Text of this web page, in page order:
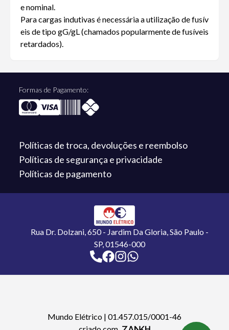
e nominal.
Para cargas indutivas é necessária a utilização de fusív
eis de tipo gG/gL (chamados popularmente de fusíveis
retardados).
Formas de Pagamento:
Políticas de troca, devoluções e reembolso
Políticas de segurança e privacidade
Políticas de pagamento
Rua Dr. Dolzani, 650 - Jardim Da Gloria, São Paulo -
SP, 01546-000
Mundo Elétrico | 01.457.015/0001-46